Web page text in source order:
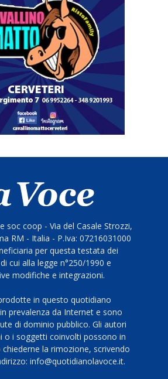
soc coop - Via del Casale Strozzi,
RM - Italia - P.Iva: 07216031000
per questa testata dei
cui alla legge n°250/1990 e
modifiche e integrazioni.
in questo quotidiano
prevalenza da Internet e sono
di dominio pubblico. Gli autori
o i soggetti coinvolti possono in
la rimozione, scrivendo
info@quotidianolavoce.it.